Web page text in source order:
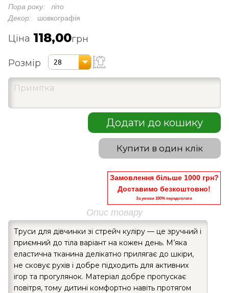
Пора року: літо
Декор: шовкографія
Ціна 118,00грн
Розмір 28
Додати до кошику
Купити в один клік
Замовлення більше 1000 грн?
Доставимо безкоштовно!
За умови 100% передоплати
Опис товару
Труси для дівчинки зі стрейч куліру — це зручний і
приємний до тіла варіант на кожен день. М’яка
еластична тканина делікатно прилягає до шкіри,
не сковує рухів і добре підходить для активних
ігор та прогулянок. Матеріал добре пропускає
повітря, тому дитині комфортно навіть протягом